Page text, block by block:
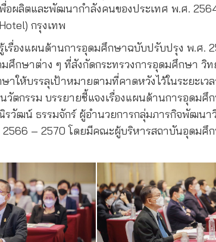
ผลิตและพัฒนากำลังคนของประเทศ พ.ศ.
กรุงเทพ
เรื่องแผนด้านการอุดมศึกษาฉบับปรับปรุง พ.ศ
กษาต่าง ๆ ที่สังกัดกระทรวงการอุดมศึกษา วิ
ให้บรรลุเป้าหมายตามที่คาดหวังไว้ในระยะเ
ตกรรม บรรยายชี้แจงเรื่องแผนด้านการอุดม
ฒน์ ธรรมจักร์ ผู้อำนวยการกลุ่มภารกิจพัฒนาวิ
– 2570 โดยมีคณะผู้บริหารสถาบันอุดมศึ